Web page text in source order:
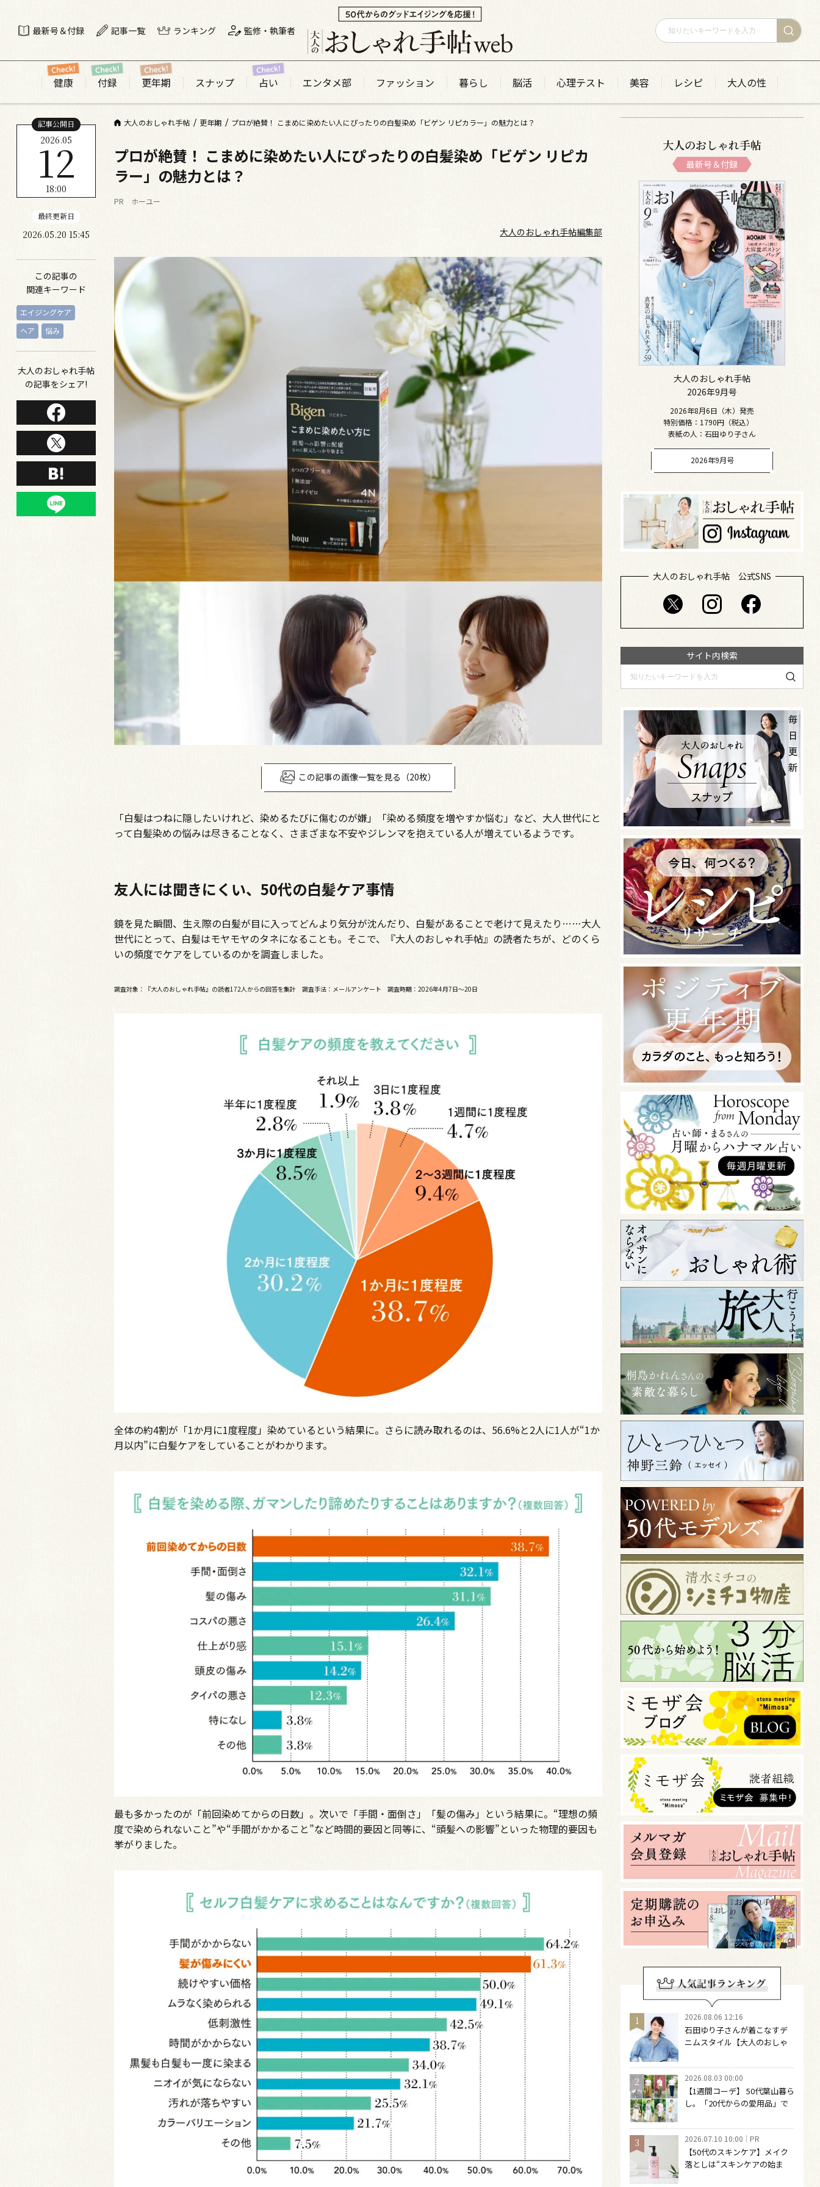
最新号＆付録 記事一覧 ランキング 監修・執筆者
健康 付録 更年期 スナップ 占い エンタメ部 ファッション 暮らし 脳活 心理テスト 美容 レシピ 大人の性
大人のおしゃれ手帖 更年期 プロが絶賛！ こまめに染めたい人にぴったりの白髪染め「ビゲン リピカラー」の魅力とは？
記事公開日
2026.05
12
18:00
最終更新日
2026.05.20 15:45
この記事の
関連キーワード
エイジングケア
ヘア
悩み
大人のおしゃれ手帖
の記事をシェア!
プロが絶賛！ こまめに染めたい人にぴったりの白髪染め「ビゲン リピカ
ラー」の魅力とは？
PR ホーユー
大人のおしゃれ手帖編集部
この記事の画像一覧を見る（20枚）
「白髪はつねに隠したいけれど、染めるたびに傷むのが嫌」「染める頻度を増やすか悩む」など、大人世代にと
って白髪染めの悩みは尽きることなく、さまざまな不安やジレンマを抱えている人が増えているようです。
友人には聞きにくい、50代の白髪ケア事情
鏡を見た瞬間、生え際の白髪が目に入ってどんより気分が沈んだり、白髪があることで老けて見えたり……大人
世代にとって、白髪はモヤモヤのタネになることも。そこで、『大人のおしゃれ手帖』の読者たちが、どのくら
いの頻度でケアをしているのかを調査しました。
調査対象：『大人のおしゃれ手帖』の読者172人からの回答を集計 調査手法：メールアンケート 調査時期：2026年4月7日～20日
全体の約4割が「1か月に1度程度」染めているという結果に。さらに読み取れるのは、56.6%と2人に1人が“1か
月以内”に白髪ケアをしていることがわかります。
最も多かったのが「前回染めてからの日数」。次いで「手間・面倒さ」「髪の傷み」という結果に。“理想の頻
度で染められないこと”や“手間がかかること”など時間的要因と同等に、“頭髪への影響”といった物理的要因も
挙がりました。
大人のおしゃれ手帖
最新号＆付録
大人のおしゃれ手帖
2026年9月号
2026年8月6日（木）発売
特別価格：1790円（税込）
表紙の人：石田ゆり子さん
2026年9月号
大人のおしゃれ手帖 公式SNS
サイト内検索
2026.08.06 12:16
石田ゆり子さんが着こなすデ
ニムスタイル【大人のおしゃ
どファッションは自由になる
2026.08.03 00:00
【1週間コーデ】 50代葉山暮ら
し。「20代からの愛用品」で
～ 桐野恵美さん #022 Emi
Kirino～
2026.07.10 10:00 PR
【50代のスキンケア】メイク
落としは“スキンケアの始ま